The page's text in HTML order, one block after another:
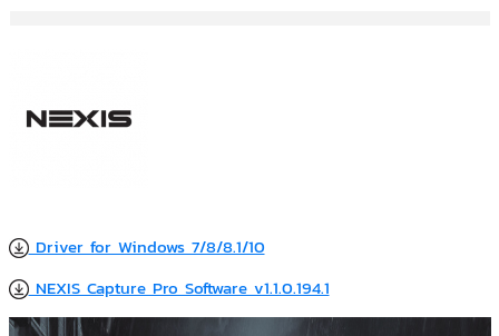
Driver for Windows 7/8/8.1/10
NEXIS Capture Pro Software v1.1.0.194.1